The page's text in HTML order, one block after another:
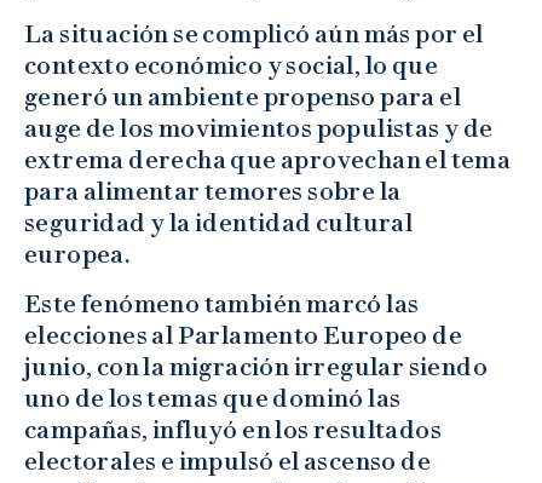
La situación se complicó aún más por el
contexto económico y social, lo que
generó un ambiente propenso para el
auge de los movimientos populistas y de
extrema derecha que aprovechan el tema
para alimentar temores sobre la
seguridad y la identidad cultural
europea.
Este fenómeno también marcó las
elecciones al Parlamento Europeo de
junio, con la migración irregular siendo
uno de los temas que dominó las
campañas, influyó en los resultados
electorales e impulsó el ascenso de